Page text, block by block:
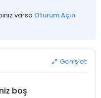
varsa Oturum Açın
Genişlet
boş